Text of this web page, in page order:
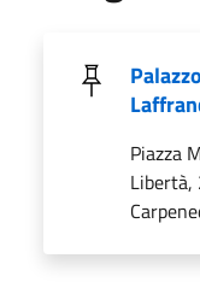
Piazza
Libertà,